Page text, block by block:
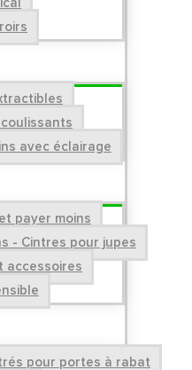
avec éclairage
payer moins
- Cintres pour jupes
accessoires
pour portes à rabat